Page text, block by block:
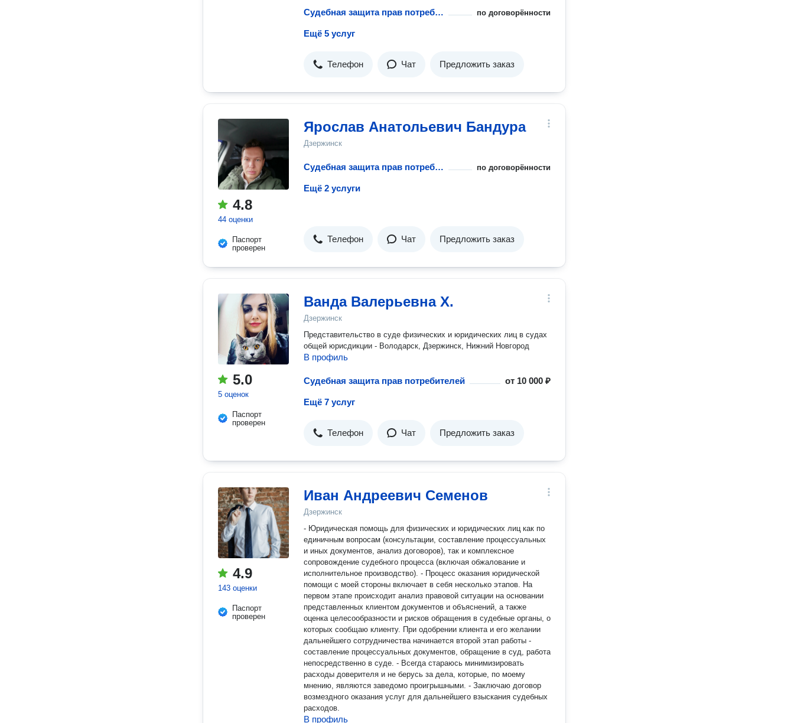
Судебная защита прав потребителей по договорённости
Ещё 5 услуг
Телефон Чат Предложить заказ
4.8
44 оценки
Паспорт
проверен
Ярослав Анатольевич Бандура
Дзержинск
Судебная защита прав потребителей по договорённости
Ещё 2 услуги
Телефон Чат Предложить заказ
5.0
5 оценок
Паспорт
проверен
Ванда Валерьевна Х.
Дзержинск
Представительство в суде физических и юридических лиц в судах
общей юрисдикции - Володарск, Дзержинск, Нижний Новгород
В профиль
Судебная защита прав потребителей от 10 000 ₽
Ещё 7 услуг
Телефон Чат Предложить заказ
4.9
143 оценки
Паспорт
проверен
Иван Андреевич Семенов
Дзержинск
- Юридическая помощь для физических и юридических лиц как по
единичным вопросам (консультации, составление процессуальных
и иных документов, анализ договоров), так и комплексное
сопровождение судебного процесса (включая обжалование и
исполнительное производство). - Процесс оказания юридической
помощи с моей стороны включает в себя несколько этапов. На
первом этапе происходит анализ правовой ситуации на основании
представленных клиентом документов и объяснений, а также
оценка целесообразности и рисков обращения в судебные органы, о
которых сообщаю клиенту. При одобрении клиента и его желании
дальнейшего сотрудничества начинается второй этап работы -
составление процессуальных документов, обращение в суд, работа
непосредственно в суде. - Всегда стараюсь минимизировать
расходы доверителя и не берусь за дела, которые, по моему
мнению, являются заведомо проигрышными. - Заключаю договор
возмездного оказания услуг для дальнейшего взыскания судебных
расходов.
В профиль